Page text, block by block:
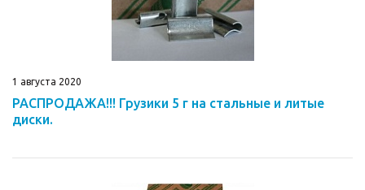
1 августа 2020
РАСПРОДАЖА!!! Грузики 5 г на стальные и литые
диски.